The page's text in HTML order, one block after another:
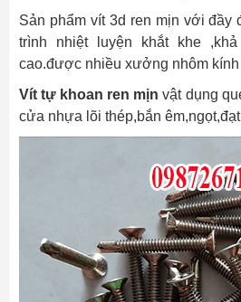
Sản phẩm vít 3d ren mịn với đầy
trình nhiệt luyện khắt khe
cao.được nhiều xưởng nhôm kính
Vít tự khoan ren mịn vật dụng
cửa nhựa lõi thép,bắn